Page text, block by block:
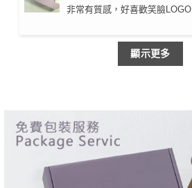
非常有質感，好喜歡笑臉LOGO
顯示更多